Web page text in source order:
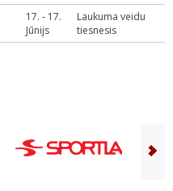
17. - 17.
Jūnijs
Laukuma veidu
tiesnesis